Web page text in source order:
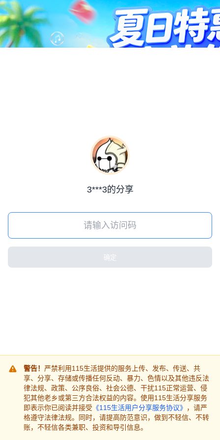
3***3的分享
确定
警告！ 严禁利用115生活提供的服务上传、发布、传送、共
享、分享、存储或传播任何反动、暴力、色情以及其他违反法
律法规、政策、公序良俗、社会公德、干扰115正常运营、侵
犯其他老乡或第三方合法权益的内容。使用115生活分享服务
即表示你已阅读并接受 《115生活用户分享服务协议》 ，请严
格遵守法律法规。同时，请提高防范意识，做到不轻信、不转
账，不轻信各类兼职、投资和导引信息。